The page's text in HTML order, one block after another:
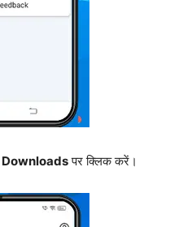
Downloadsपर क्लिक करें।